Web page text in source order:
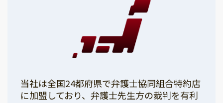
当社は全国24都府県で弁護士協同組合特約店
に加盟しており、弁護士先生方の裁判を有利